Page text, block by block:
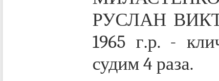
РУСЛАН
1965 г.р. -
судим 4 раза.